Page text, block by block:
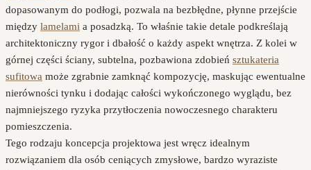
dopasowanym do podłogi, pozwala na bezbłędne, płynne przejście
między lamelami a posadzką. To właśnie takie detale podkreślają
architektoniczny rygor i dbałość o każdy aspekt wnętrza. Z kolei w
górnej części ściany, subtelna, pozbawiona zdobień sztukateria
sufitowa może zgrabnie zamknąć kompozycję, maskując ewentualne
nierówności tynku i dodając całości wykończonego wyglądu, bez
najmniejszego ryzyka przytłoczenia nowoczesnego charakteru
pomieszczenia.
Tego rodzaju koncepcja projektowa jest wręcz idealnym
rozwiązaniem dla osób ceniących zmysłowe, bardzo wyraziste